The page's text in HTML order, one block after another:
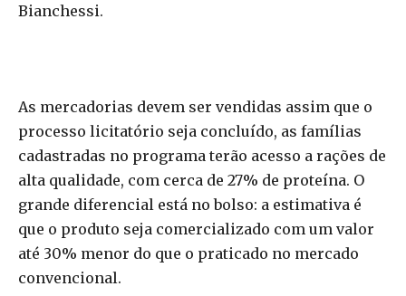
Bianchessi.
As mercadorias devem ser vendidas assim que o
processo licitatório seja concluído, as famílias
cadastradas no programa terão acesso a rações de
alta qualidade, com cerca de 27% de proteína. O
grande diferencial está no bolso: a estimativa é
que o produto seja comercializado com um valor
até 30% menor do que o praticado no mercado
convencional.